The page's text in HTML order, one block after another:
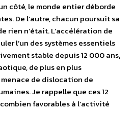
côté, le monde entier déborde
De l’autre, chacun poursuit sa
rien n’était. L’accélération de
l’un des systèmes essentiels
stable depuis 12 000 ans,
de plus en plus
de dislocation de
Je rappelle que ces 12
favorables à l’activité